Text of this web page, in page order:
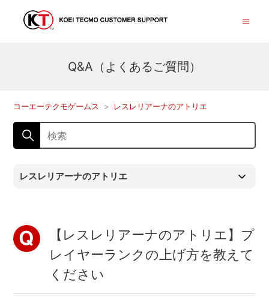
Q&A（よくあるご質問）
コーエーテクモゲームス レスレリアーナのアトリエ
レスレリアーナのアトリエ
【レスレリアーナのアトリエ】プ
レイヤーランクの上げ方を教えて
ください